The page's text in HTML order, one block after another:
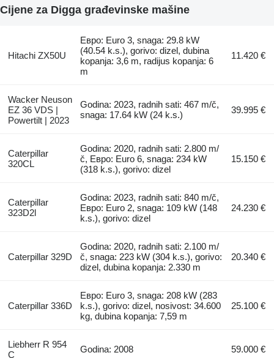
Cijene za Digga građevinske mašine
Hitachi ZX50U
Евро: Euro 3, snaga: 29.8 kW
(40.54 k.s.), gorivo: dizel, dubina
kopanja: 3,6 m, radijus kopanja: 6
m
11.420 €
Wacker Neuson
EZ 36 VDS |
Powertilt | 2023
Godina: 2023, radnih sati: 467 m/č,
snaga: 17.64 kW (24 k.s.)
39.995 €
Caterpillar
320CL
Godina: 2020, radnih sati: 2.800 m/
č, Евро: Euro 6, snaga: 234 kW
(318 k.s.), gorivo: dizel
15.150 €
Caterpillar
323D2l
Godina: 2023, radnih sati: 840 m/č,
Евро: Euro 2, snaga: 109 kW (148
k.s.), gorivo: dizel
24.230 €
Caterpillar 329D
Godina: 2020, radnih sati: 2.100 m/
č, snaga: 223 kW (304 k.s.), gorivo:
dizel, dubina kopanja: 2.330 m
20.340 €
Caterpillar 336D
Евро: Euro 3, snaga: 208 kW (283
k.s.), gorivo: dizel, nosivost: 34.600
kg, dubina kopanja: 7,59 m
25.100 €
Liebherr R 954
C
Godina: 2008 59.000 €